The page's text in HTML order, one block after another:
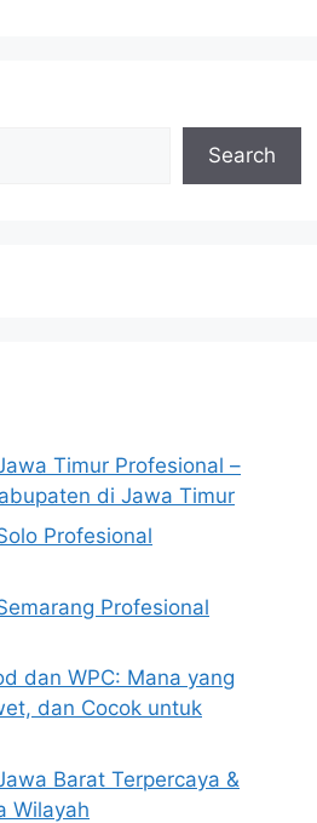
Search
Timur Profesional –
di Jawa Timur
Profesional
Profesional
dan WPC: Mana yang
dan Cocok untuk
Barat Terpercaya &
Wilayah